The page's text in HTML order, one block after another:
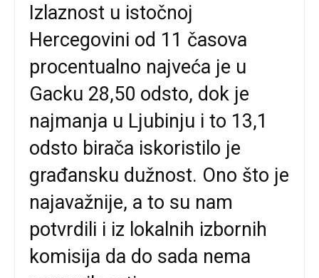
Izlaznost u istočnoj
Hercegovini od 11 časova
procentualno najveća je u
Gacku 28,50 odsto, dok je
najmanja u Ljubinju i to 13,1
odsto birača iskoristilo je
građansku dužnost. Ono što je
najavažnije, a to su nam
potvrdili i iz lokalnih izbornih
komisija da do sada nema